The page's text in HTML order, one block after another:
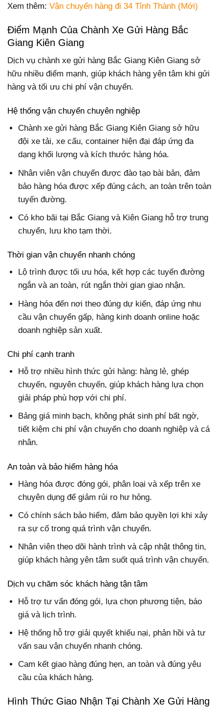
Xem thêm: Vận chuyển hàng đi 34 Tỉnh Thành (Mới)
Điểm Mạnh Của Chành Xe Gửi Hàng Bắc
Giang Kiên Giang
Dịch vụ chành xe gửi hàng Bắc Giang Kiên Giang sở
hữu nhiều điểm mạnh, giúp khách hàng yên tâm khi gửi
hàng và tối ưu chi phí vận chuyển.
Hệ thống vận chuyển chuyên nghiệp
Chành xe gửi hàng Bắc Giang Kiên Giang sở hữu
đội xe tải, xe cẩu, container hiện đại đáp ứng đa
dạng khối lượng và kích thước hàng hóa.
Nhân viên vận chuyển được đào tạo bài bản, đảm
bảo hàng hóa được xếp đúng cách, an toàn trên toàn
tuyến đường.
Có kho bãi tại Bắc Giang và Kiên Giang hỗ trợ trung
chuyển, lưu kho tạm thời.
Thời gian vận chuyển nhanh chóng
Lộ trình được tối ưu hóa, kết hợp các tuyến đường
ngắn và an toàn, rút ngắn thời gian giao nhận.
Hàng hóa đến nơi theo đúng dự kiến, đáp ứng nhu
cầu vận chuyển gấp, hàng kinh doanh online hoặc
doanh nghiệp sản xuất.
Chi phí cạnh tranh
Hỗ trợ nhiều hình thức gửi hàng: hàng lẻ, ghép
chuyến, nguyên chuyến, giúp khách hàng lựa chọn
giải pháp phù hợp với chi phí.
Bảng giá minh bạch, không phát sinh phí bất ngờ,
tiết kiệm chi phí vận chuyển cho doanh nghiệp và cá
nhân.
An toàn và bảo hiểm hàng hóa
Hàng hóa được đóng gói, phân loại và xếp trên xe
chuyên dụng để giảm rủi ro hư hỏng.
Có chính sách bảo hiểm, đảm bảo quyền lợi khi xảy
ra sự cố trong quá trình vận chuyển.
Nhân viên theo dõi hành trình và cập nhật thông tin,
giúp khách hàng yên tâm suốt quá trình vận chuyển.
Dịch vụ chăm sóc khách hàng tận tâm
Hỗ trợ tư vấn đóng gói, lựa chọn phương tiện, báo
giá và lịch trình.
Hệ thống hỗ trợ giải quyết khiếu nại, phản hồi và tư
vấn sau vận chuyển nhanh chóng.
Cam kết giao hàng đúng hẹn, an toàn và đúng yêu
cầu của khách hàng.
Hình Thức Giao Nhận Tại Chành Xe Gửi Hàng